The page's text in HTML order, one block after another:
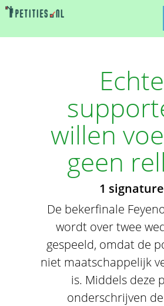
Echte
willen
geen
1 signature
De bekerfinale
wordt over twee
gespeeld, omdat de
niet maatschappelijk
is. Middels deze
onderschrijven